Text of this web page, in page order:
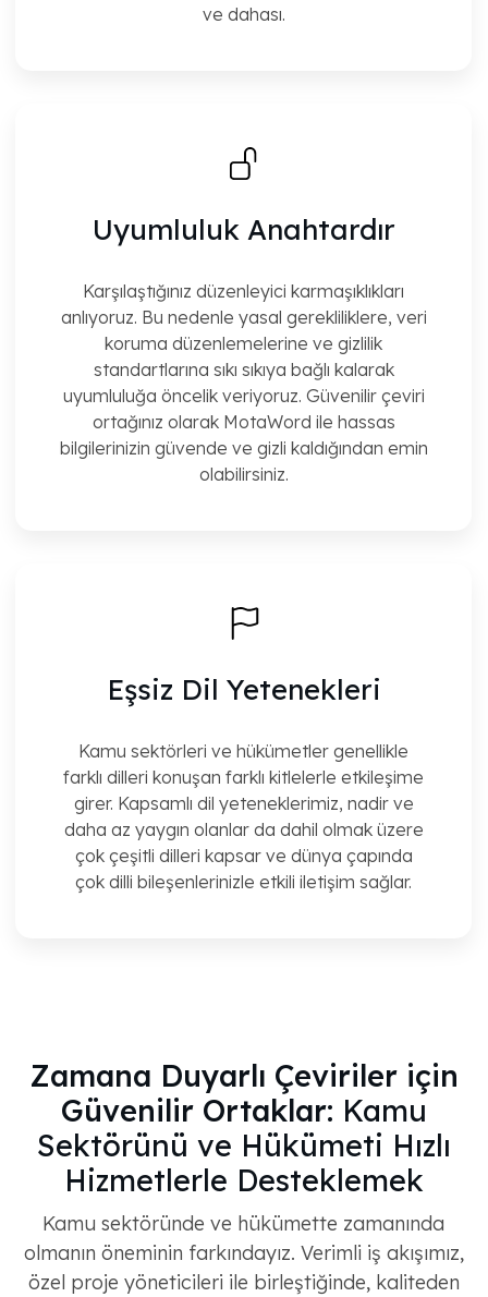
ve dahası.
Uyumluluk Anahtardır
Karşılaştığınız düzenleyici karmaşıklıkları
anlıyoruz. Bu nedenle yasal gerekliliklere, veri
koruma düzenlemelerine ve gizlilik
standartlarına sıkı sıkıya bağlı kalarak
uyumluluğa öncelik veriyoruz. Güvenilir çeviri
ortağınız olarak MotaWord ile hassas
bilgilerinizin güvende ve gizli kaldığından emin
olabilirsiniz.
Eşsiz Dil Yetenekleri
Kamu sektörleri ve hükümetler genellikle
farklı dilleri konuşan farklı kitlelerle etkileşime
girer. Kapsamlı dil yeteneklerimiz, nadir ve
daha az yaygın olanlar da dahil olmak üzere
çok çeşitli dilleri kapsar ve dünya çapında
çok dilli bileşenlerinizle etkili iletişim sağlar.
Zamana Duyarlı Çeviriler için
Güvenilir Ortaklar: Kamu
Sektörünü ve Hükümeti Hızlı
Hizmetlerle Desteklemek
Kamu sektöründe ve hükümette zamanında
olmanın öneminin farkındayız. Verimli iş akışımız,
özel proje yöneticileri ile birleştiğinde, kaliteden